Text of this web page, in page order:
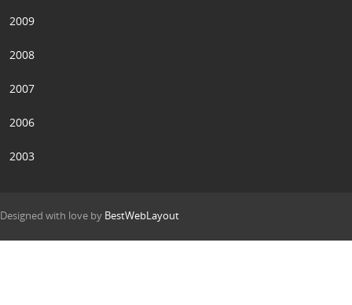
2009
2008
2007
2006
2003
Designed with love by BestWebLayout